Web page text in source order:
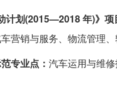
计划(2015—2018 年)》项
营销与服务、物流管理
专业点： 汽车运用与维